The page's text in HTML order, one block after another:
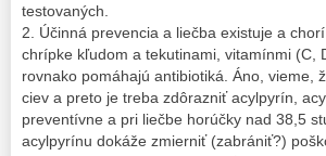
testovaných.
2. Účinná prevencia a liečba existuje a
chrípke kľudom a tekutinami, vitamínmi (C,
rovnako pomáhajú antibiotiká. Áno, vieme,
ciev a preto je treba zdôrazniť acylpyrín,
preventívne a pri liečbe horúčky nad 38,5
acylpyrínu dokáže zmierniť (zabrániť?)